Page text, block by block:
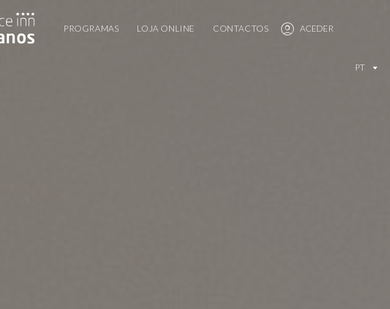
PT
PROGRAMAS LOJA ONLINE CONTACTOS ACEDER